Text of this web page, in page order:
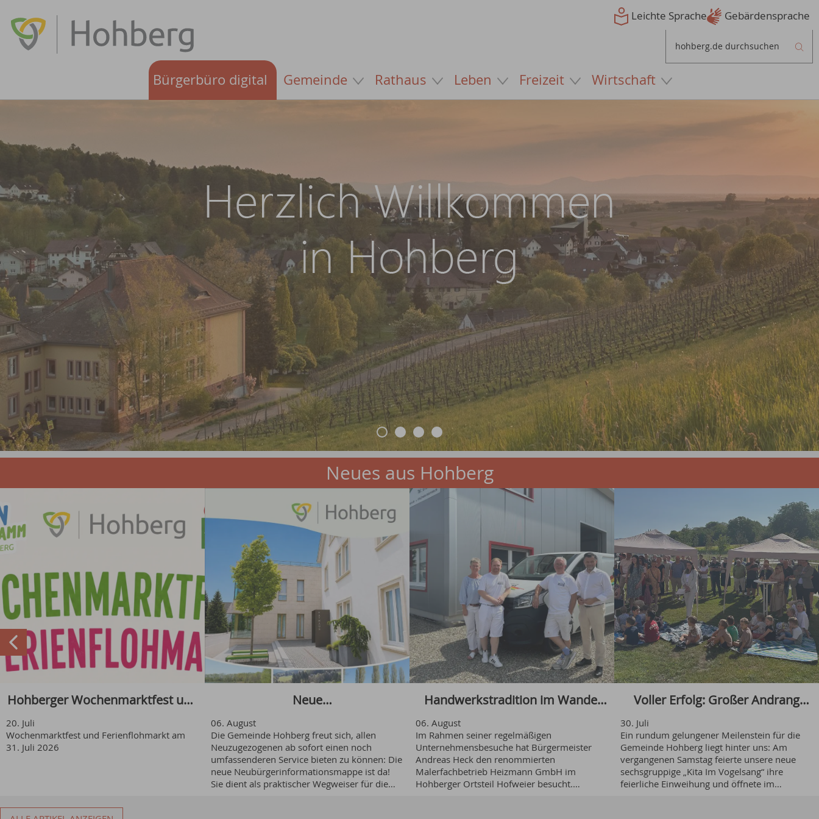
Leichte Sprache Gebärdensprache
Bürgerbüro digital Gemeinde Rathaus Leben Freizeit Wirtschaft
Neues aus Hohberg
Hohberger Wochenmarktfest und
Ferienflohmarkt
20. Juli
Wochenmarktfest und Ferienflohmarkt am
31. Juli 2026
Neue
Neubürgerinformationsmappe
und Imagefilm veröffentlicht
06. August
Die Gemeinde Hohberg freut sich, allen
Neuzugezogenen ab sofort einen noch
umfassenderen Service bieten zu können: Die
neue Neubürgerinformationsmappe ist da!
Sie dient als praktischer Wegweiser für die
Handwerkstradition im Wandel
der Zeit - Bürgermeister Andreas
Heck besichtigt den
06. August
Im Rahmen seiner regelmäßigen
Unternehmensbesuche hat Bürgermeister
Andreas Heck den renommierten
Malerfachbetrieb Heizmann GmbH im
Hohberger Ortsteil Hofweier besucht.
Voller Erfolg: Großer Andrang
beim Tag der offenen Tür in der
neuen „Kita Im Vogelsang“
30. Juli
Ein rundum gelungener Meilenstein für die
Gemeinde Hohberg liegt hinter uns: Am
vergangenen Samstag feierte unsere neue
sechsgruppige „Kita Im Vogelsang“ ihre
feierliche Einweihung und öffnete im